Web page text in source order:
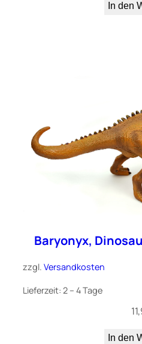
In den
Baryonyx,
zzgl. Versandkosten
Lieferzeit: 2 – 4 Tage
In den